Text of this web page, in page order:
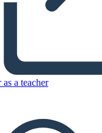
as a teacher